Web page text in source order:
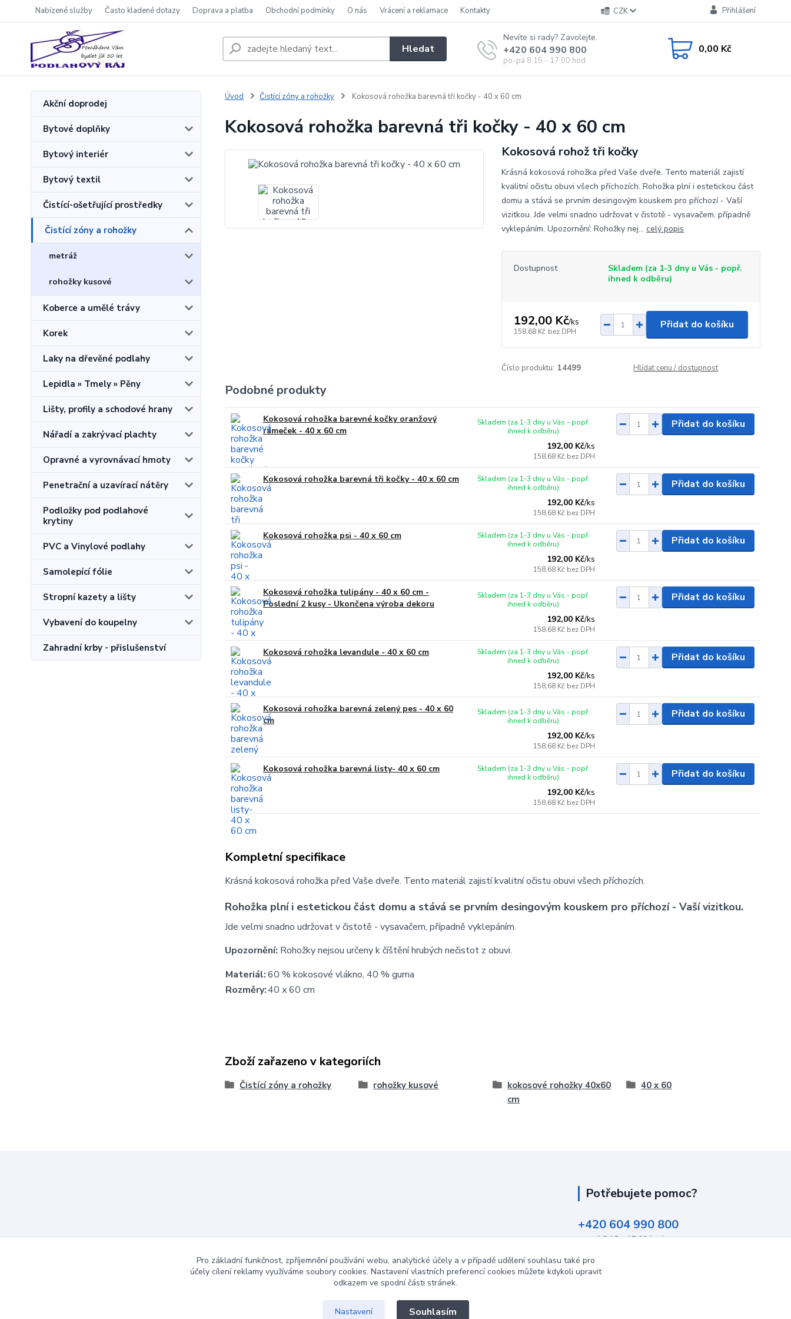
Nabízené služby Často kladené dotazy Doprava a platba Obchodní podmínky O nás Vrácení a reklamace Kontakty CZK Přihlášení
Hledat
Nevíte si rady? Zavolejte.
+420 604 990 800
po-pá 8:15 - 17:00 hod
0,00 Kč
Akční doprodej
Bytové doplňky
Bytový interiér
Bytový textil
Čistící-ošetřující prostředky
Čistící zóny a rohožky
metráž
rohožky kusové
Koberce a umělé trávy
Korek
Laky na dřevěné podlahy
Lepidla » Tmely » Pěny
Lišty, profily a schodové hrany
Nářadí a zakrývací plachty
Opravné a vyrovnávací hmoty
Penetrační a uzavírací nátěry
Podložky pod podlahové
krytiny
PVC a Vinylové podlahy
Samolepící fólie
Stropní kazety a lišty
Vybavení do koupelny
Zahradní krby - přislušenství
Úvod Čistící zóny a rohožky Kokosová rohožka barevná tři kočky - 40 x 60 cm
Kokosová rohožka barevná tři kočky - 40 x 60 cm
Kokosová rohož tři kočky
Krásná kokosová rohožka před Vaše dveře. Tento materiál zajistí
kvalitní očistu obuvi všech příchozích. Rohožka plní i estetickou část
domu a stává se prvním desingovým kouskem pro příchozí - Vaší
vizitkou. Jde velmi snadno udržovat v čistotě - vysavačem, případně
vyklepáním. Upozornění: Rohožky nej... celý popis
Dostupnost
Skladem (za 1-3 dny u Vás - popř.
ihned k odběru)
192,00 Kč/ks
158,68 Kč bez DPH
Přidat do košíku
Číslo produktu: 14499 Hlídat cenu / dostupnost
Podobné produkty
Kokosová rohožka barevné kočky oranžový
rámeček - 40 x 60 cm
192,00 Kč/ks
158,68 Kč bez DPH
Skladem (za 1-3 dny u Vás - popř.
ihned k odběru)
Přidat do košíku
Kokosová rohožka barevná tři kočky - 40 x 60 cm
192,00 Kč/ks
158,68 Kč bez DPH
Skladem (za 1-3 dny u Vás - popř.
ihned k odběru)
Přidat do košíku
Kokosová rohožka psi - 40 x 60 cm
192,00 Kč/ks
158,68 Kč bez DPH
Skladem (za 1-3 dny u Vás - popř.
ihned k odběru)
Přidat do košíku
Kokosová rohožka tulipány - 40 x 60 cm -
Poslední 2 kusy - Ukončena výroba dekoru
192,00 Kč/ks
158,68 Kč bez DPH
Skladem (za 1-3 dny u Vás - popř.
ihned k odběru)
Přidat do košíku
Kokosová rohožka levandule - 40 x 60 cm
192,00 Kč/ks
158,68 Kč bez DPH
Skladem (za 1-3 dny u Vás - popř.
ihned k odběru)
Přidat do košíku
Kokosová rohožka barevná zelený pes - 40 x 60
cm
192,00 Kč/ks
158,68 Kč bez DPH
Skladem (za 1-3 dny u Vás - popř.
ihned k odběru)
Přidat do košíku
Kokosová rohožka barevná listy- 40 x 60 cm
192,00 Kč/ks
158,68 Kč bez DPH
Skladem (za 1-3 dny u Vás - popř.
ihned k odběru)
Přidat do košíku
Kompletní specifikace
Krásná kokosová rohožka před Vaše dveře. Tento materiál zajistí kvalitní očistu obuvi všech příchozích.
Rohožka plní i estetickou část domu a stává se prvním desingovým kouskem pro příchozí - Vaší vizitkou.
Jde velmi snadno udržovat v čistotě - vysavačem, případně vyklepáním.
Upozornění: Rohožky nejsou určeny k číštění hrubých nečistot z obuvi.
Materiál:60 % kokosové vlákno, 40 % guma
Rozměry:40 x 60 cm
Zboží zařazeno v kategoriích
Čistící zóny a rohožky rohožky kusové
kokosové rohožky 40x60
cm
40 x 60
Potřebujete pomoc?
+420 604 990 800
po-pá 8:15 - 17:00 hod
Pro základní funkčnost, zpříjemnění používání webu, analytické účely a v případě udělení souhlasu také pro
účely cílení reklamy využíváme soubory cookies. Nastavení vlastních preferencí cookies můžete kdykoli upravit
odkazem ve spodní části stránek.
Nastavení Souhlasím